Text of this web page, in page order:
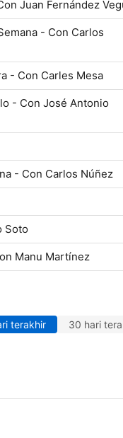
Juan Fernández
- Con Carlos
- Con Carles Mesa
- Con José Antonio
- Con Carlos Núñez
Soto
Manu Martínez
terakhir 30 hari